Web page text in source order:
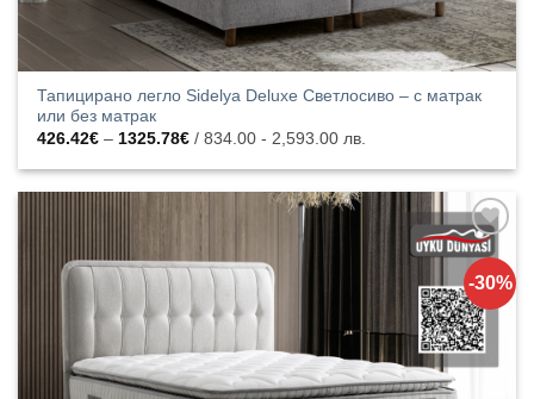
Тапицирано легло Sidelya Deluxe Светлосиво – с матрак
или без матрак
426.42€ – 1325.78€Price
426.42€
1325.78€
/ 834.00 - 2,593.00 лв.
-30%
Добавяне
към
списъка с
харесани
продукти